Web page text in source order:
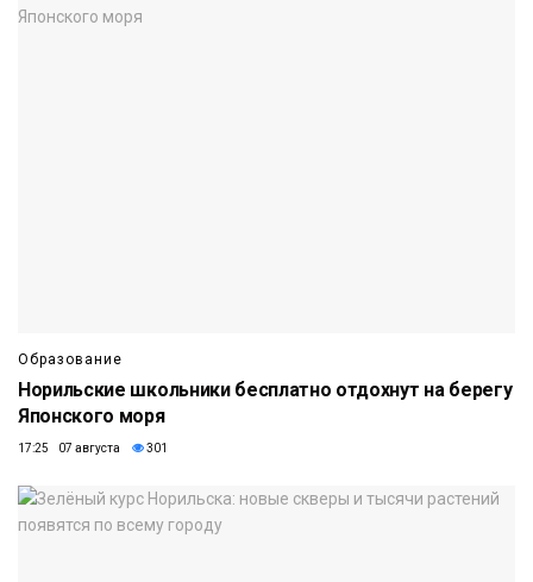
Образование
Норильские школьники бесплатно отдохнут на берегу
Японского моря
17:25 07 августа 301